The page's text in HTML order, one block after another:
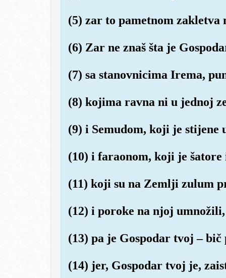
(5) zar to pametnom
(6) Zar ne znaš šta je
(7) sa stanovnicima Irema,
(8) kojima ravna ni u jednoj
(9) i Semudom, koji je stijene
(10) i faraonom, koji je šatore
(11) koji su na Zemlji zulum
(12) i poroke na njoj umnožili,
(13) pa je Gospodar tvoj –
(14) jer, Gospodar tvoj je,